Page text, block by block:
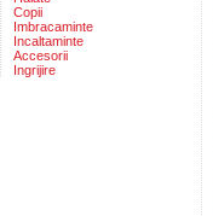
Copii
Imbracaminte
Incaltaminte
Accesorii
Ingrijire